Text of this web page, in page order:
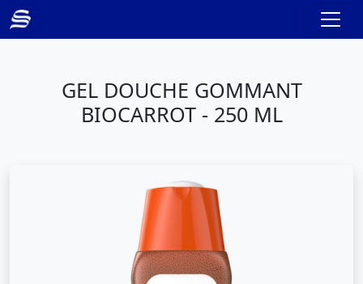
GEL DOUCHE GOMMANT
BIOCARROT - 250 ML